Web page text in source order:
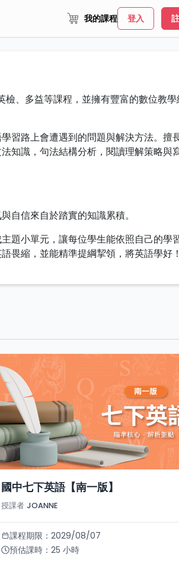
我的課程 登入
、多益等課程，並擁有豐富的數位教學
習路上會遭遇到的問題與解決方法。擅
知識，句法結構分析，閱讀理解策略與
自信來自於踏實的知識累積。
題小單元，讓每位學生能依照自己的學
畏縮，並能精準提綱挈領，將英語學好！
國中七下英語【南一版】
授課者 JOANNE
課程期限： 2029/08/07
預估課時： 25 小時